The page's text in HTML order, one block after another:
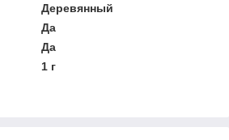
Деревянный
Да
Да
1 г